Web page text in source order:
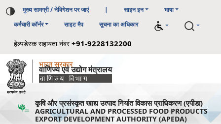
मुख्य सामग्री / नेविगेशन पर जाएं | साइन इन
भाषा
कर्मचारी कॉर्नर
साइट मैप सूचना का अधिकार
हेल्पडेस्क सहायता नंबर+91-9228132200
भारत सरकार
वाणिज्य एवं उद्योग मंत्रालय
वाणिज्य विभाग
कृषि और प्रसंस्कृत खाद्य उत्पाद निर्यात विकास प्राधिकरण (एपीडा)
AGRICULTURAL AND PROCESSED FOOD PRODUCTS
EXPORT DEVELOPMENT AUTHORITY (APEDA)